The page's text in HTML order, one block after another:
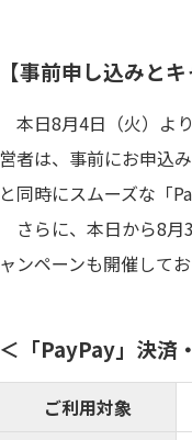
【事前申し込みと
本日8月4日（火）よ
営者は、事前にお申込
と同時にスムーズな「
さらに、本日から8月
ャンペーンも開催してお
＜「PayPay」決済
ご利用対象